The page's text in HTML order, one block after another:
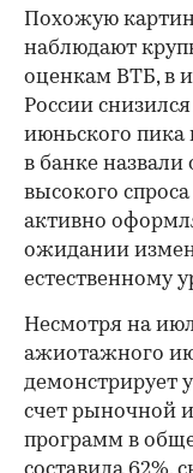
Похожую
наблюдают
оценкам ВТБ, в
России
июньского пика
в банке
высокого
активно
ожидании
естественному
Несмотря на
ажиотажного
демонстрирует
счет рыночной
программ в